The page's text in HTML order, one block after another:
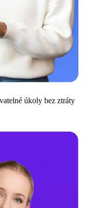
úkoly bez ztráty